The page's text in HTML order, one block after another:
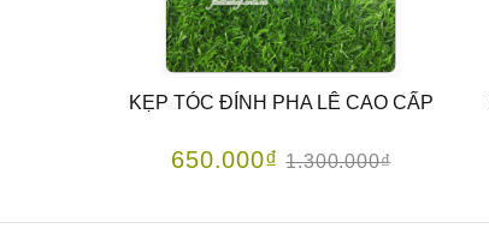
KẸP TÓC ĐÍNH PHA LÊ CAO CẤP
650.000₫1.300.000₫